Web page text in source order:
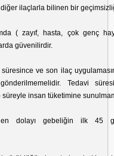
ilaçlarla bilinen bir
( zayıf, hasta, çok genç
güvenilirdir.
süresince ve son ilaç
Tedavi
insan tüketimine
dolayı gebeliğin ilk 45